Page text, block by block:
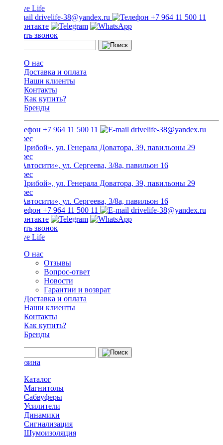
drivelife-38@yandex.ru +7 964 11 500 11
Заказать звонок
О нас
Доставка и оплата
Наши клиенты
Контакты
Как купить?
Бренды
+7 964 11 500 11 drivelife-38@yandex.ru
ТЦ «Прибой», ул. Генерала Доватора, 39, павильоны 29
ТЦ «Автосити», ул. Сергеева, 3/8а, павильон 16
ТЦ «Прибой», ул. Генерала Доватора, 39, павильоны 29
ТЦ «Автосити», ул. Сергеева, 3/8а, павильон 16
+7 964 11 500 11
drivelife-38@yandex.ru
Заказать звонок
О нас
Отзывы
Вопрос-ответ
Новости
Гарантии и возврат
Доставка и оплата
Наши клиенты
Контакты
Как купить?
Бренды
Каталог
Магнитолы
Сабвуферы
Усилители
Динамики
Сигнализация
Шумоизоляция